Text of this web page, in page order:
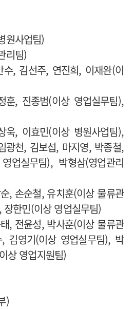
원사업팀)
리팀)
, 김선주, 연진희, 이재완(이
, 진종범(이상 영업실무팀),
, 이효민(이상 병원사업팀),
광천, 김보섭, 마지영, 박종철,
업실무팀), 박형삼(영업관리
, 손순철, 유치훈(이상 물류관
한민(이상 영업실무팀)
, 전윤성, 박사훈(이상 물류관
김영기(이상 영업실무팀), 박
상 영업지원팀)
)